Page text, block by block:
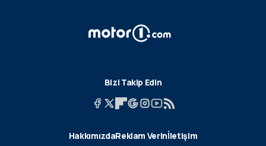
Bizi Takip Edin
HakkımızdaReklam Verinİletişim